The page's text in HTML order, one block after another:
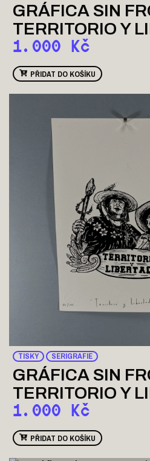
GRÁFICA SIN
TERRITORIO Y
1.000 Kč
PŘIDAT DO KOŠÍKU
TISKY SERIGRAFIE
GRÁFICA SIN
TERRITORIO Y
1.000 Kč
PŘIDAT DO KOŠÍKU